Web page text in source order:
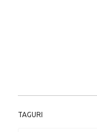
TAGURI